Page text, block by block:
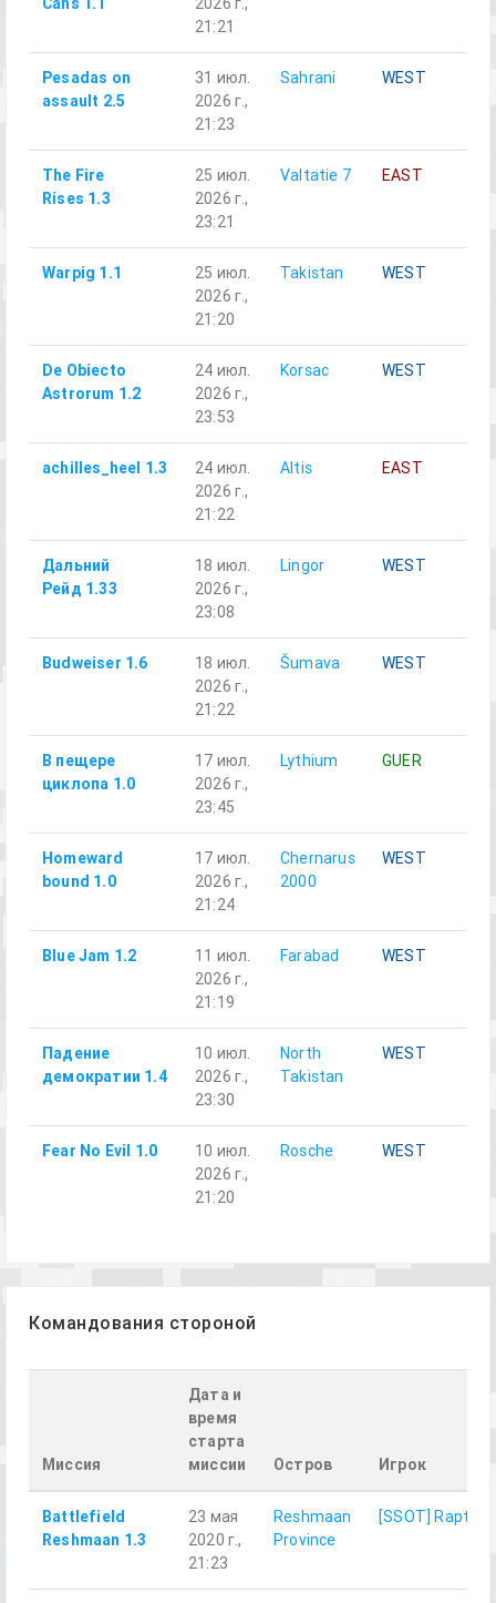
21:21
Pesadas on
assault 2.5
31 июл.
2026 г.,
21:23
Sahrani WEST
The Fire
Rises 1.3
25 июл.
2026 г.,
23:21
Valtatie 7 EAST
Warpig 1.1
25 июл.
2026 г.,
21:20
Takistan WEST
De Obiecto
Astrorum 1.2
24 июл.
2026 г.,
23:53
Korsac WEST
achilles_heel 1.3
24 июл.
2026 г.,
21:22
Altis EAST
Дальний
Рейд 1.33
18 июл.
2026 г.,
23:08
Lingor WEST
Budweiser 1.6
18 июл.
2026 г.,
21:22
Šumava WEST
В пещере
циклопа 1.0
17 июл.
2026 г.,
23:45
Lythium GUER
Homeward
bound 1.0
17 июл.
2026 г.,
21:24
Chernarus
2000
WEST
Blue Jam 1.2
11 июл.
2026 г.,
21:19
Farabad WEST
Падение
демократии 1.4
10 июл.
2026 г.,
23:30
North
Takistan
WEST
Fear No Evil 1.0
10 июл.
2026 г.,
21:20
Rosche WEST
Командования стороной
Миссия
Дата и
время
старта
миссии
Остров Игрок
Battlefield
Reshmaan 1.3
23 мая
2020 г.,
21:23
Reshmaan
Province
[SSOT] Rapture